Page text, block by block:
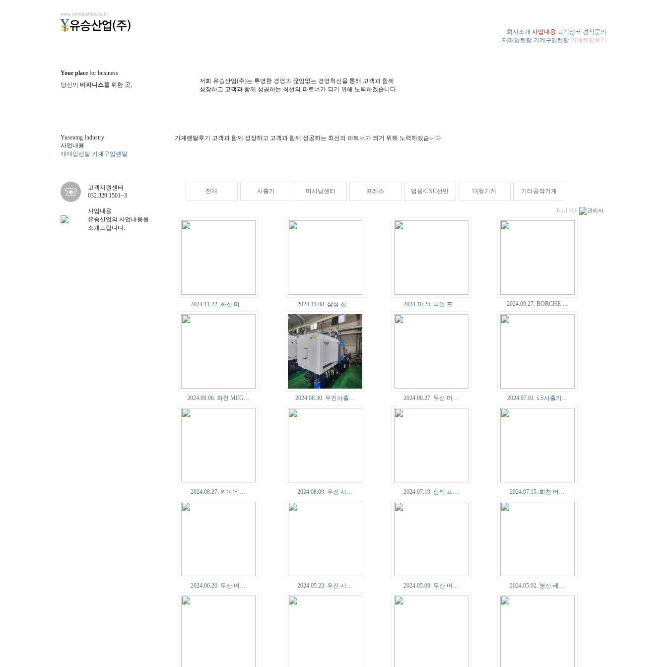
회사소개 사업내용 고객센터 견적문의
재매입렌탈 기계구입렌탈 기계렌탈후기
Your place for business
당신의 비지니스를 위한 곳,
저희 유승산업(주)는 투명한 경영과 끊임없는 경영혁신을 통해 고객과 함께
성장하고 고객과 함께 성공하는 최선의 파트너가 되기 위해 노력하겠습니다.
Yuseumg Industry
사업내용
재매입렌탈 기계구입렌탈
고객지원센터
032.329.1501~3
사업내용
유승산업의 사업내용을
소개드립니다.
기계렌탈후기 고객과 함께 성장하고 고객과 함께 성공하는 최선의 파트너가 되기 위해 노력하겠습니다.
전체 사출기 머시닝센터 프레스 범용/CNC선반 대형기계 기타공작기계
Total 160
2024.11.22. 화천 머… 2024.11.08. 삼성 칩… 2024.10.25. 국일 프… 2024.09.27. BORCHE …
2024.09.06. 화천 MEG… 2024.08.30. 우진사출… 2024.08.27. 두산 머… 2024.07.01. LS사출기…
2024.08.27. 와이어 … 2024.08.09. 우진 사… 2024.07.19. 심팩 프… 2024.07.15. 화천 머…
2024.06.20. 두산 머… 2024.05.23. 우진 사… 2024.05.09. 두산 머… 2024.05.02. 봉신 레…